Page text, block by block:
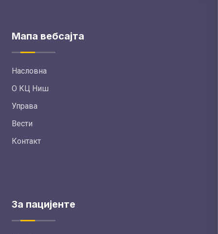
Мапа вебсајта
Насловна
О КЦ Ниш
Управа
Вести
Контакт
За пацијенте